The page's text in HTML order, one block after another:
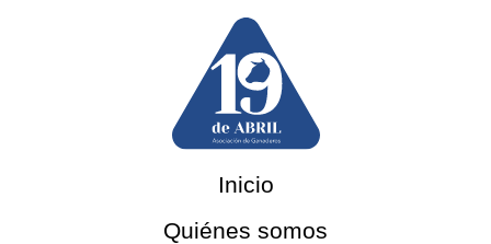
Inicio
Quiénes somos